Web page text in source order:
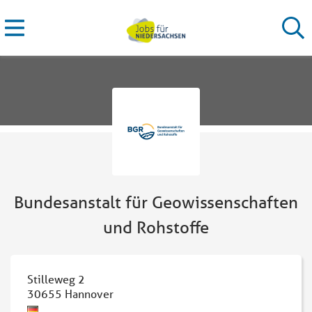
Bundesanstalt für Geowissenschaften
und Rohstoffe
Stilleweg 2
30655 Hannover